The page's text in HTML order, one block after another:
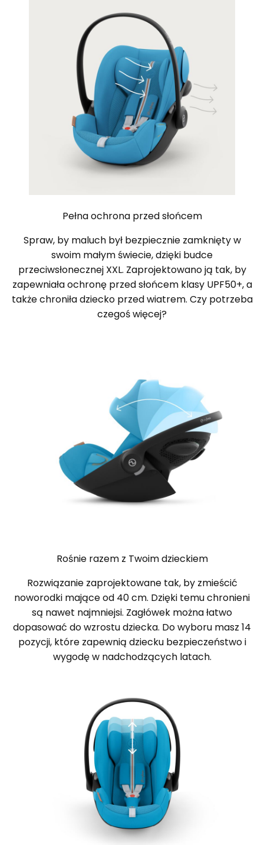
Pełna ochrona przed słońcem
Spraw, by maluch był bezpiecznie zamknięty w
swoim małym świecie, dzięki budce
przeciwsłonecznej XXL. Zaprojektowano ją tak, by
zapewniała ochronę przed słońcem klasy UPF50+, a
także chroniła dziecko przed wiatrem. Czy potrzeba
czegoś więcej?
Rośnie razem z Twoim dzieckiem
Rozwiązanie zaprojektowane tak, by zmieścić
noworodki mające od 40 cm. Dzięki temu chronieni
są nawet najmniejsi. Zagłówek można łatwo
dopasować do wzrostu dziecka. Do wyboru masz 14
pozycji, które zapewnią dziecku bezpieczeństwo i
wygodę w nadchodzących latach.